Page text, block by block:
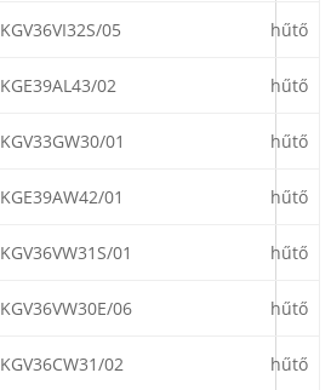
KGV36VI32S/05 hűtő
KGE39AL43/02 hűtő
KGV33GW30/01 hűtő
KGE39AW42/01 hűtő
KGV36VW31S/01 hűtő
KGV36VW30E/06 hűtő
KGV36CW31/02 hűtő